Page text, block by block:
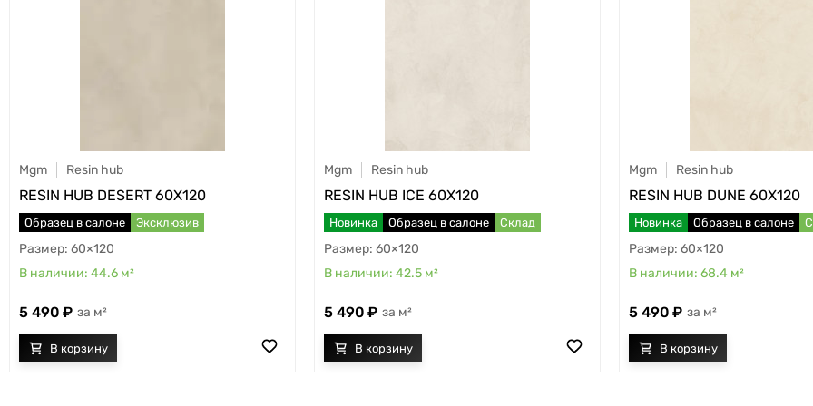
Mgm Resin hub
RESIN HUB DESERT 60X120
Образец в салоне Эксклюзив
60×120
44.6 м²
5 490 м²
Mgm Resin hub
RESIN HUB ICE 60X120
Новинка Образец в салоне Склад
60×120
42.5 м²
5 490 м²
Mgm Resin hub
RESIN HUB DUNE 60X120
Новинка Образец в салоне
60×120
68.4 м²
5 490 м²